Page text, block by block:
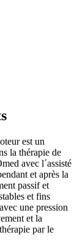
est un
la thérapie de
avec l´assisté
et après la
passif et
et fins
une pression
et la
par le